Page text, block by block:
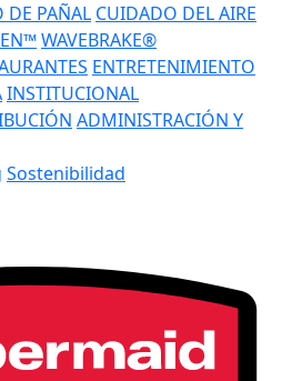
DE PAÑAL CUIDADO DEL AIRE
WAVEBRAKE®
ENTRETENIMIENTO
INSTITUCIONAL
ADMINISTRACIÓN Y
Sostenibilidad